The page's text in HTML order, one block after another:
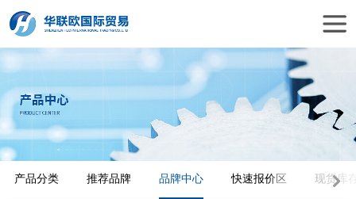
产品分类 推荐品牌 品牌中心 快速报价区 现货库